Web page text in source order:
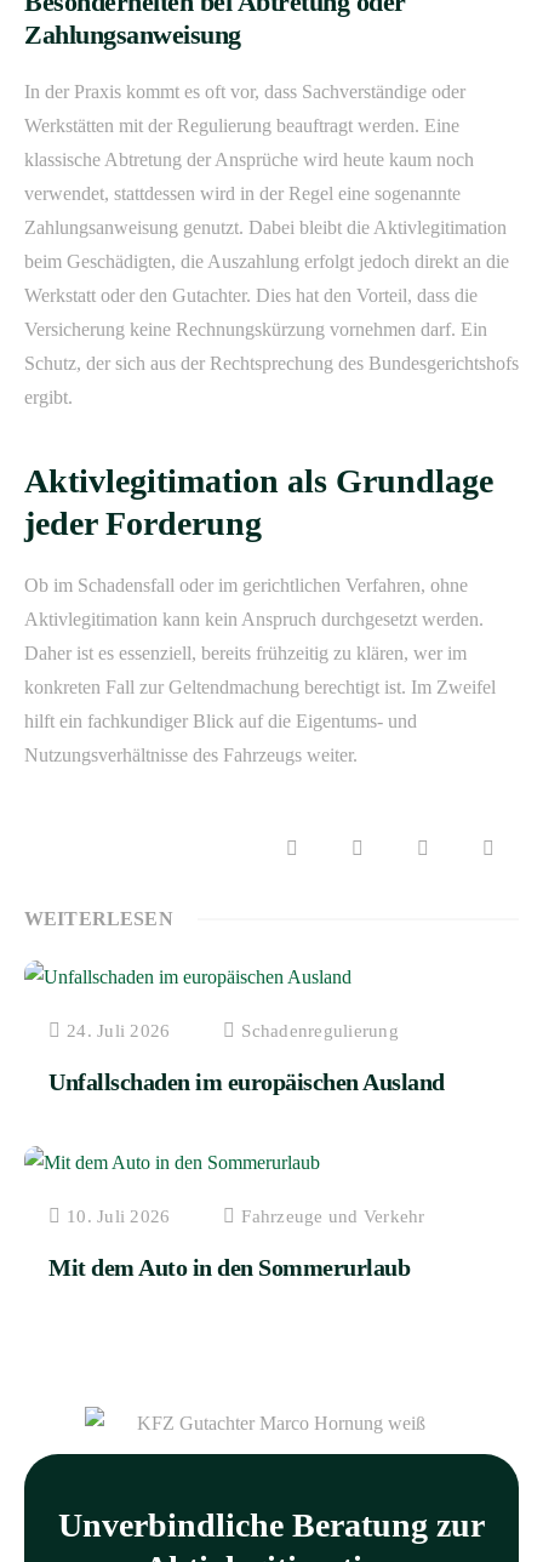
Zahlungsanweisung
In der Praxis kommt es oft vor, dass Sachverständige oder
Werkstätten mit der Regulierung beauftragt werden. Eine
klassische Abtretung der Ansprüche wird heute kaum noch
verwendet, stattdessen wird in der Regel eine sogenannte
Zahlungsanweisung genutzt. Dabei bleibt die Aktivlegitimation
beim Geschädigten, die Auszahlung erfolgt jedoch direkt an die
Werkstatt oder den Gutachter. Dies hat den Vorteil, dass die
Versicherung keine Rechnungskürzung vornehmen darf. Ein
Schutz, der sich aus der Rechtsprechung des Bundesgerichtshofs
ergibt.
Aktivlegitimation als Grundlage
jeder Forderung
Ob im Schadensfall oder im gerichtlichen Verfahren, ohne
Aktivlegitimation kann kein Anspruch durchgesetzt werden.
Daher ist es essenziell, bereits frühzeitig zu klären, wer im
konkreten Fall zur Geltendmachung berechtigt ist. Im Zweifel
hilft ein fachkundiger Blick auf die Eigentums- und
Nutzungsverhältnisse des Fahrzeugs weiter.
WEITERLESEN
24. Juli 2026 Schadenregulierung
Unfallschaden im europäischen Ausland
10. Juli 2026 Fahrzeuge und Verkehr
Mit dem Auto in den Sommerurlaub
Unverbindliche Beratung zur